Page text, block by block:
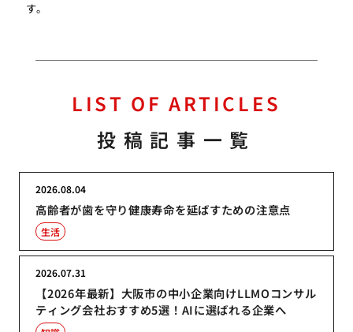
す。
LIST OF ARTICLES
投稿記事一覧
高齢者が歯を守り健康寿命を延ばすための注意点
2026.08.04
生活
【2026年最新】大阪市の中小企業向けLLMOコンサル
ティング会社おすすめ5選！AIに選ばれる企業へ
2026.07.31